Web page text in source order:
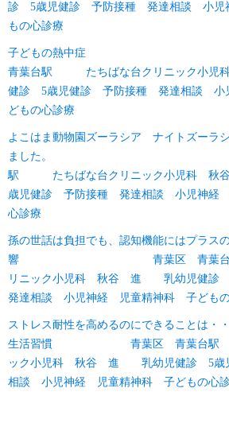
診 5歳児健診 予防接種 発達相談 小児
もの心診療
子どもの熱中
青葉台駅 たちばな台クリニック小
健診 5歳児健診 予防接種 発達相談 小
どもの心診療
よこはま動物園ズーラシア ナイトズーラ
ました。 青葉
駅 たちばな台クリニック小児科
歳児健診 予防接種 発達相談 小児神経
心診療
孫の世話は負担でも、認知機能にはプラス
響 青葉区 青葉台駅
リニック小児科 秋谷 進 乳幼児健診
発達相談 小児神経 児童精神科 子どもの
ストレス耐性を高めるのにできることは・
生活習慣 青葉区 青葉台駅 た
ック小児科 秋谷 進 乳幼児健診 5歳
相談 小児神経 児童精神科 子どもの心